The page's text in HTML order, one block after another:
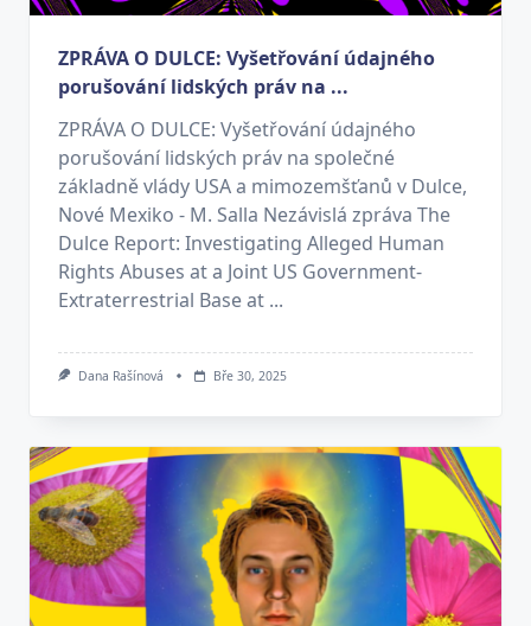
ZPRÁVA O DULCE: Vyšetřování údajného
porušování lidských práv na ...
ZPRÁVA O DULCE: Vyšetřování údajného
porušování lidských práv na společné
základně vlády USA a mimozemšťanů v Dulce,
Nové Mexiko - M. Salla Nezávislá zpráva The
Dulce Report: Investigating Alleged Human
Rights Abuses at a Joint US Government-
Extraterrestrial Base at ...
Dana Rašínová Bře 30, 2025